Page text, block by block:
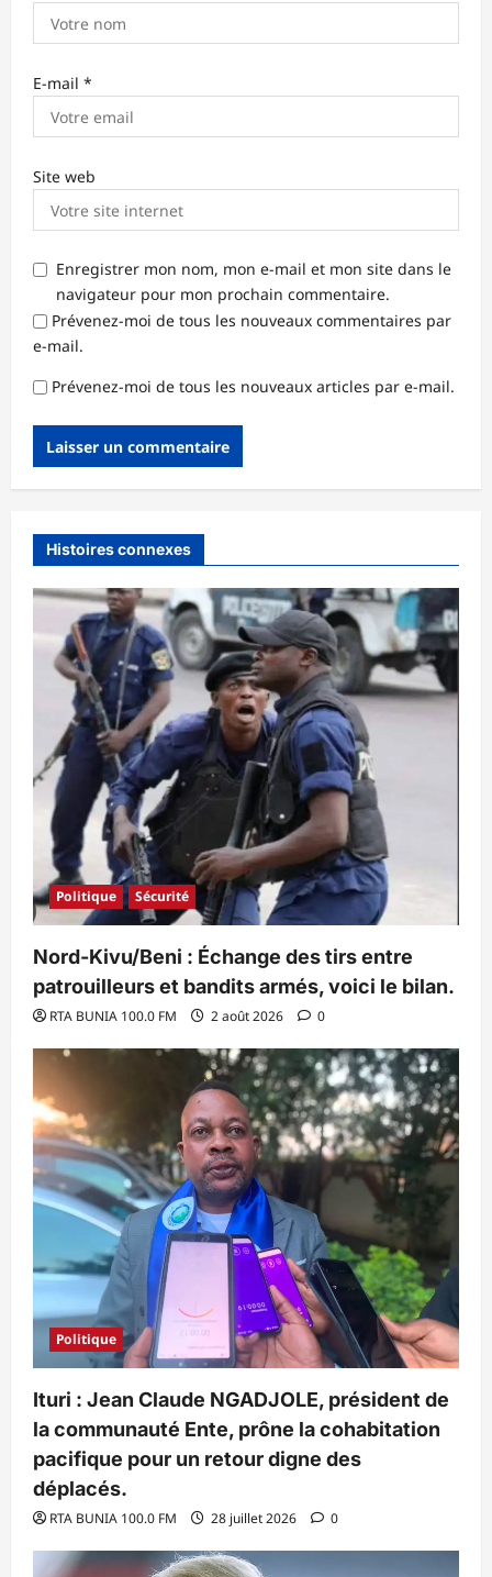
E-mail *
Site web
Enregistrer mon nom, mon e-mail et mon site dans le
navigateur pour mon prochain commentaire.
Prévenez-moi de tous les nouveaux commentaires par
e-mail.
Prévenez-moi de tous les nouveaux articles par e-mail.
Histoires connexes
Politique Sécurité
Nord-Kivu/Beni : Échange des tirs entre
patrouilleurs et bandits armés, voici le bilan.
RTA BUNIA 100.0 FM 2 août 2026 0
Politique
Ituri : Jean Claude NGADJOLE, président de
la communauté Ente, prône la cohabitation
pacifique pour un retour digne des
déplacés.
RTA BUNIA 100.0 FM 28 juillet 2026 0